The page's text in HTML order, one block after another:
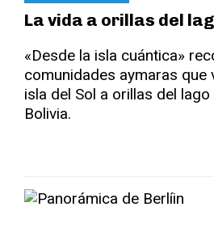
La vida a orillas del
«Desde la isla cuántica»
comunidades aymaras que
isla del Sol a orillas del
Bolivia.